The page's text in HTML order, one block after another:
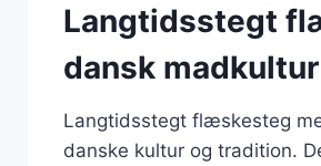
Langtidsstegt
dansk madkultur
Langtidsstegt flæskesteg
danske kultur og tradition.